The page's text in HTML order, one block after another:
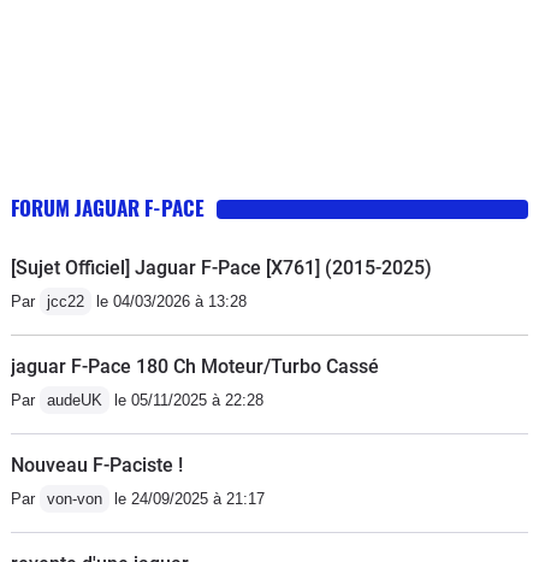
qui prouve ma bonne foi et je suis prêt
collective pour empêcher c'est monstre
industriel qui ne respecte pas nos lois
FORUM JAGUAR F-PACE
[Sujet Officiel] Jaguar F-Pace [X761] (2015-2025)
Par jcc22 le 04/03/2026 à 13:28
jaguar F-Pace 180 Ch Moteur/Turbo Cassé
Par audeUK le 05/11/2025 à 22:28
Nouveau F-Paciste !
Par von-von le 24/09/2025 à 21:17